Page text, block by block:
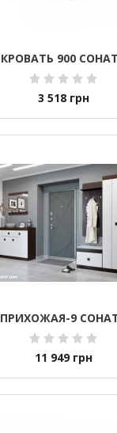
КРОВАТЬ 900
3 518 грн
ПРИХОЖАЯ-9
11 949 грн